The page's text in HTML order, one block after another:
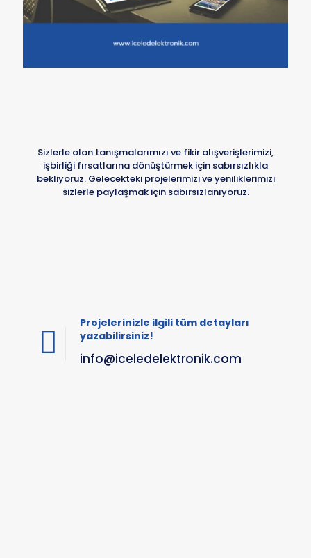
Sizlerle olan tanışmalarımızı ve fikir alışverişlerimizi,
işbirliği fırsatlarına dönüştürmek için sabırsızlıkla
bekliyoruz. Gelecekteki projelerimizi ve yeniliklerimizi
sizlerle paylaşmak için sabırsızlanıyoruz.
Projelerinizle ilgili tüm detayları
yazabilirsiniz!
info@iceledelektronik.com